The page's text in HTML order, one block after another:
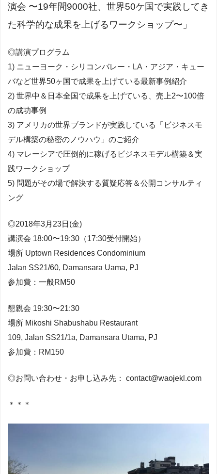
演会 〜19年間9000社、世界50ケ国で実践してき
た科学的な成果を上げるワークショップ〜」
◎講演プログラム
1) ニューヨーク・シリコンバレー・LA・アジア・キュー
バなど世界50ヶ国で成果を上げている最新事例紹介
2) 世界中＆日本全国で成果を上げている、売上2〜100倍
の成功事例
3) アメリカの世界ブランドが実践している「ビジネスモ
デル構築の秘密のノウハウ」のご紹介
4) マレーシアで圧倒的に稼げるビジネスモデル構築＆実
践ワークショップ
5) 問題がその場で解決する質疑応答＆公開コンサルティ
ング
◎2018年3月23日(金)
講演会 18:00〜19:30（17:30受付開始）
場所 Uptown Residences Condominium
Jalan SS21/60, Damansara Uama, PJ
参加費：一般RM50
懇親会 19:30〜21:30
場所 Mikoshi Shabushabu Restaurant
109, Jalan SS21/1a, Damansara Utama, PJ
参加費：RM150
◎お問い合わせ・お申し込み先： contact@waojekl.com
＊＊＊